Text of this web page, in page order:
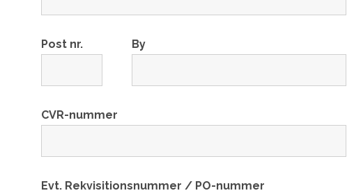
Post nr. By
CVR-nummer
Evt. Rekvisitionsnummer / PO-nummer